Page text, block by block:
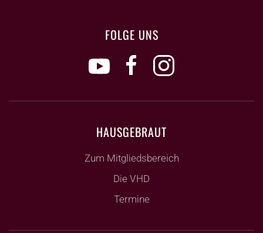
FOLGE UNS
HAUSGEBRAUT
Zum Mitgliedsbereich
Die VHD
Termine